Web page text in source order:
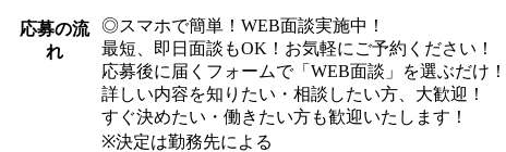
応募の流
れ
◎スマホで簡単！WEB面談実施中！
最短、即日面談もOK！お気軽にご予約ください！
応募後に届くフォームで「WEB面談」を選ぶだけ！
詳しい内容を知りたい・相談したい方、大歓迎！
すぐ決めたい・働きたい方も歓迎いたします！
※決定は勤務先による